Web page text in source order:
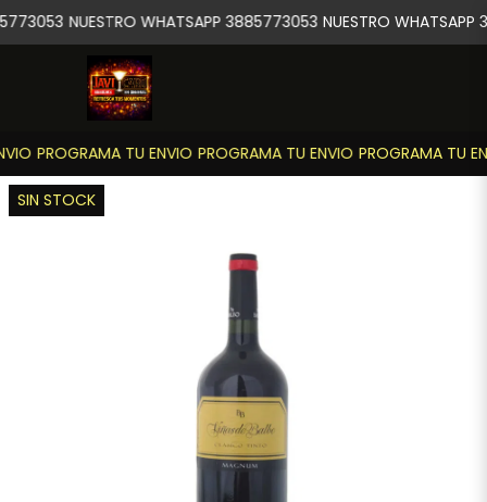
PROGRAMA TU ENVIO PROGRAMA TU ENVIO PROGRAMA TU
NUESTRO WHATSAPP 3885773053 NUESTRO WHATSAPP
SIN STOCK